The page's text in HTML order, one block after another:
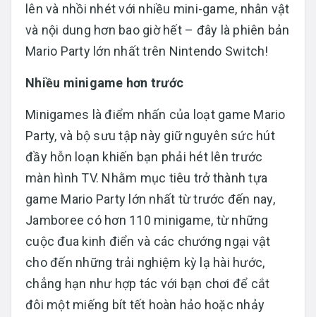
lên và nhồi nhét với nhiều mini-game, nhân vật
và nội dung hơn bao giờ hết – đây là phiên bản
Mario Party lớn nhất trên Nintendo Switch!
Nhiều minigame hơn trước
Minigames là điểm nhấn của loạt game Mario
Party, và bộ sưu tập này giữ nguyên sức hút
đầy hỗn loạn khiến bạn phải hét lên trước
màn hình TV. Nhằm mục tiêu trở thành tựa
game Mario Party lớn nhất từ trước đến nay,
Jamboree có hơn 110 minigame, từ những
cuộc đua kinh điển và các chướng ngại vật
cho đến những trải nghiệm kỳ lạ hài hước,
chẳng hạn như hợp tác với bạn chơi để cắt
đôi một miếng bít tết hoàn hảo hoặc nhảy